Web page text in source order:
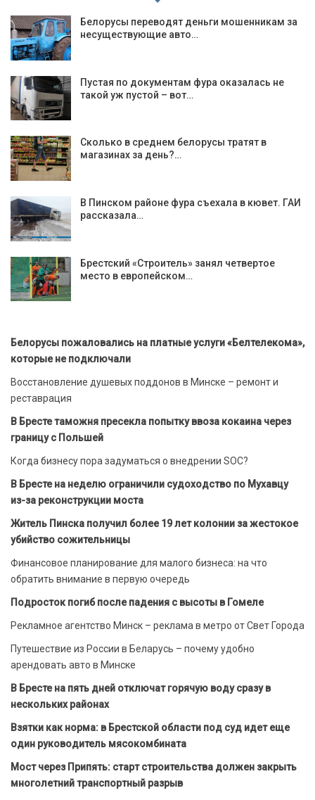
Белорусы переводят деньги мошенникам за
несуществующие авто…
Пустая по документам фура оказалась не
такой уж пустой – вот…
Сколько в среднем белорусы тратят в
магазинах за день?…
В Пинском районе фура съехала в кювет. ГАИ
рассказала…
Брестский «Строитель» занял четвертое
место в европейском…
Белорусы пожаловались на платные услуги «Белтелекома»,
которые не подключали
Восстановление душевых поддонов в Минске – ремонт и
реставрация
В Бресте таможня пресекла попытку ввоза кокаина через
границу с Польшей
Когда бизнесу пора задуматься о внедрении SOC?
В Бресте на неделю ограничили судоходство по Мухавцу
из-за реконструкции моста
Житель Пинска получил более 19 лет колонии за жестокое
убийство сожительницы
Финансовое планирование для малого бизнеса: на что
обратить внимание в первую очередь
Подросток погиб после падения с высоты в Гомеле
Рекламное агентство Минск – реклама в метро от Свет Города
Путешествие из России в Беларусь – почему удобно
арендовать авто в Минске
В Бресте на пять дней отключат горячую воду сразу в
нескольких районах
Взятки как норма: в Брестской области под суд идет еще
один руководитель мясокомбината
Мост через Припять: старт строительства должен закрыть
многолетний транспортный разрыв